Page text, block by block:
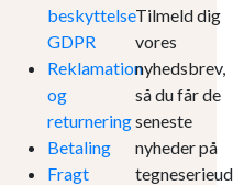
beskyttelse
GDPR
Reklamation
og
returnering
Betaling
Fragt
Tilmeld dig
vores
nyhedsbrev,
så du får de
seneste
nyheder på